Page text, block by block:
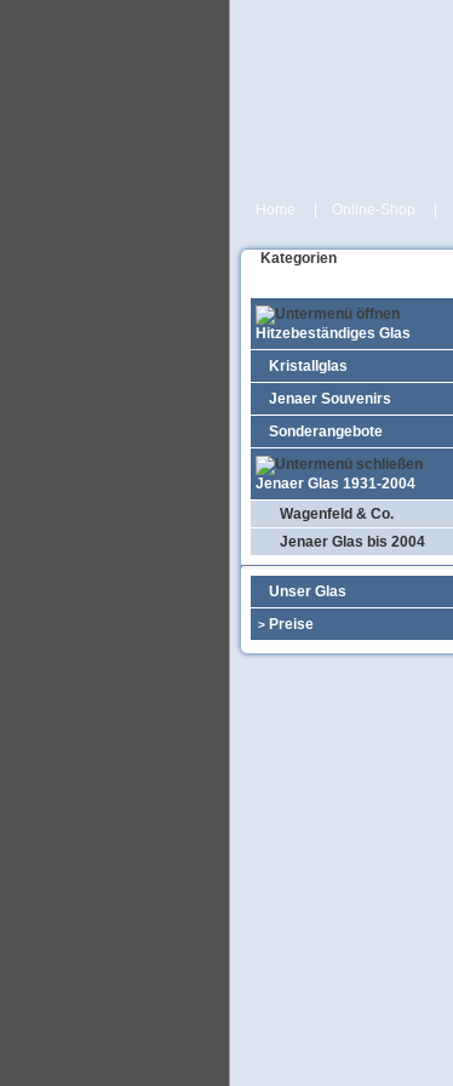
Home Online-Shop
Kategorien
Hitzebeständiges Glas
Kristallglas
Jenaer Souvenirs
Sonderangebote
Jenaer Glas 1931-2004
Wagenfeld & Co.
Jenaer Glas bis 2004
Unser Glas
> Preise